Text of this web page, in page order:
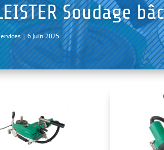
Soudage
|6 Juin 2025